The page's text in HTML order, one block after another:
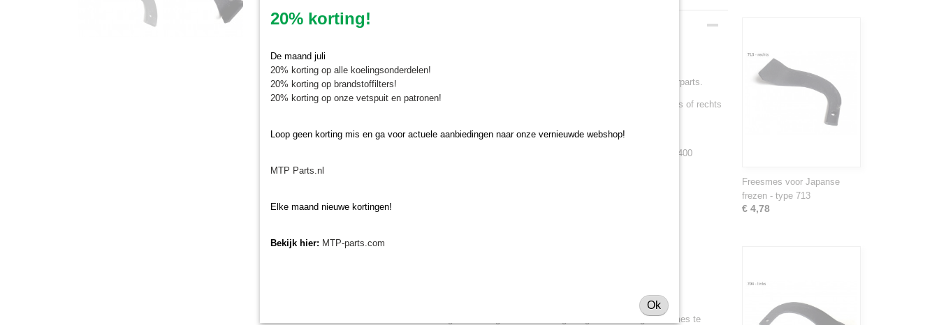
Productcode
Bruto gewicht
Omschrijving
Freesmes voor Japanse frezen type 730 koopt u veilig en snel online bij Minitractorparts.
Type 730, voor originele Japanse frezen. Leverbaar in 2 uitvoeringen: plaatsing links of rechts
De freesmessen Kubota zijn geschikt voor:
Dit model wordt voornamelijk gebruikt voor Kubota B6001, B7001, B1200, B1400
Vorm: recht
Wanneer u een freesmes gaat vervangen is van belang om goed uw huidige freesmes te
Freesmes voor Japanse
frezen - type 713
€ 4,78
20% korting!
De maand juli
20% korting op alle koelingsonderdelen!
20% korting op brandstoffilters!
20% korting op onze vetspuit en patronen!
Loop geen korting mis en ga voor actuele aanbiedingen naar onze vernieuwde webshop!
MTP Parts.nl
Elke maand nieuwe kortingen!
Bekijk hier: MTP-parts.com
Ok